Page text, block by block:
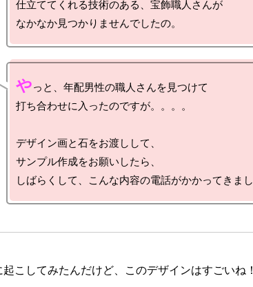
仕立ててくれる技術のある、宝飾職人さんが
やっと、年配男性の職人さんを見つけて
打ち合わせに入ったのですが。。。。
デザイン画と石をお渡しして、
サンプル作成をお願いしたら、
こしてみたんだけど、このデザインはすごいね！